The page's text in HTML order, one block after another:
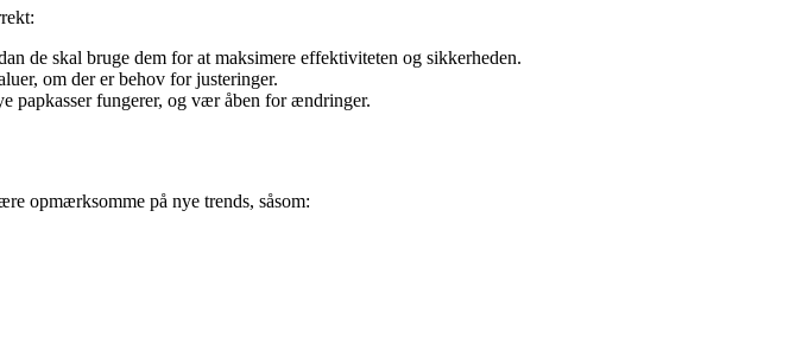
de skal bruge dem for at maksimere effektiviteten og sikkerheden.
om der er behov for justeringer.
papkasser fungerer, og vær åben for ændringer.
opmærksomme på nye trends, såsom: